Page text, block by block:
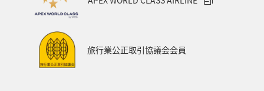
旅行業公正取引協議会会員